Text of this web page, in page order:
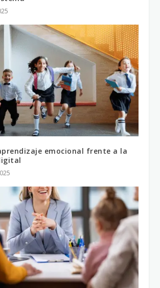
emocional frente a la